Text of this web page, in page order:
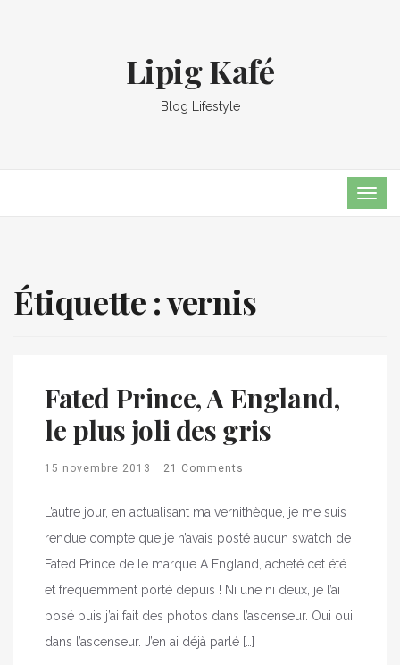
Lipig Kafé
Blog Lifestyle
Étiquette :vernis
Fated Prince, A England,
le plus joli des gris
15 novembre 2013 21 Comments
L’autre jour, en actualisant ma vernithèque, je me suis
rendue compte que je n’avais posté aucun swatch de
Fated Prince de le marque A England, acheté cet été
et fréquemment porté depuis ! Ni une ni deux, je l’ai
posé puis j’ai fait des photos dans l’ascenseur. Oui oui,
dans l’ascenseur. J’en ai déjà parlé […]